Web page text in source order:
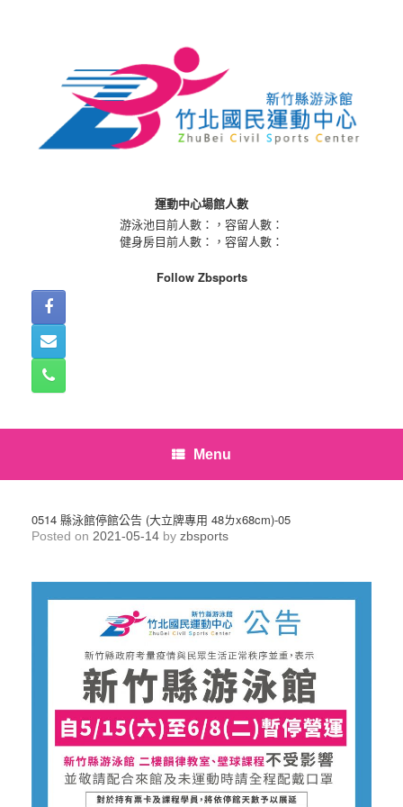
運動中心場館人數
游泳池目前人數：
，容留人數：
健身房目前人數：
，容留人數：
Follow Zbsports
Menu
0514 縣泳館停館公告 (大立牌專用 48ㄌx68cm)-05
Posted on 2021-05-14 by zbsports